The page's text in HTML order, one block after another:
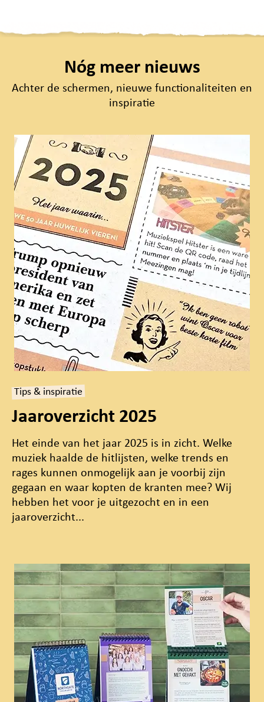
Nóg meer nieuws
Achter de schermen, nieuwe functionaliteiten en
inspiratie
Tips & inspiratie
Jaaroverzicht 2025
Het einde van het jaar 2025 is in zicht. Welke
muziek haalde de hitlijsten, welke trends en
rages kunnen onmogelijk aan je voorbij zijn
gegaan en waar kopten de kranten mee? Wij
hebben het voor je uitgezocht en in een
jaaroverzicht...